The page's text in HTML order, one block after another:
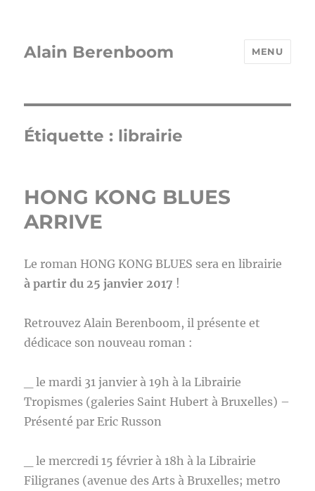
Alain Berenboom MENU
Étiquette : librairie
HONG KONG BLUES
ARRIVE
Le roman HONG KONG BLUES sera en librairie
à partir du 25 janvier 2017 !
Retrouvez Alain Berenboom, il présente et
dédicace son nouveau roman :
_ le mardi 31 janvier à 19h à la Librairie
Tropismes (galeries Saint Hubert à Bruxelles) –
Présenté par Eric Russon
_ le mercredi 15 février à 18h à la Librairie
Filigranes (avenue des Arts à Bruxelles; metro